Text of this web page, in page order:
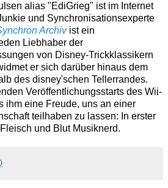
alias "EdiGrieg" ist im Internet
und Synchronisationsexperte
Archivist ein
Liebhaber der
von Disney-Trickklassikern
er sich darüber hinaus dem
des disney'schen Tellerrandes.
Veröffentlichungsstarts des Wii-
ihm eine Freude, uns an einer
teilhaben zu lassen: In erster
und Blut Musiknerd.